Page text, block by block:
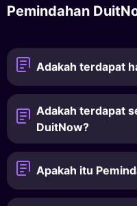
Pemindahan
Adakah terdapat
Adakah terdapat
DuitNow?
Apakah itu